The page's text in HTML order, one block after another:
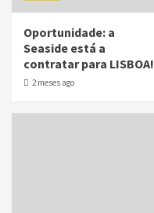
Oportunidade: a
Seaside está a
contratar para LISBOA!
2 meses ago